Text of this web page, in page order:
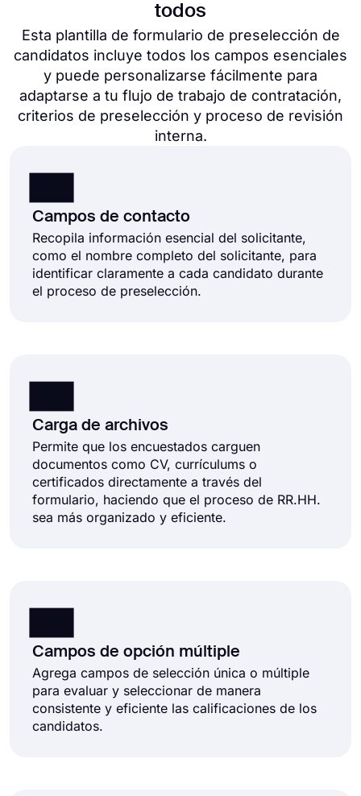
todos
Esta plantilla de formulario de preselección de
candidatos incluye todos los campos esenciales
y puede personalizarse fácilmente para
adaptarse a tu flujo de trabajo de contratación,
criterios de preselección y proceso de revisión
interna.
Campos de contacto
Recopila información esencial del solicitante,
como el nombre completo del solicitante, para
identificar claramente a cada candidato durante
el proceso de preselección.
Carga de archivos
Permite que los encuestados carguen
documentos como CV, currículums o
certificados directamente a través del
formulario, haciendo que el proceso de RR.HH.
sea más organizado y eficiente.
Campos de opción múltiple
Agrega campos de selección única o múltiple
para evaluar y seleccionar de manera
consistente y eficiente las calificaciones de los
candidatos.